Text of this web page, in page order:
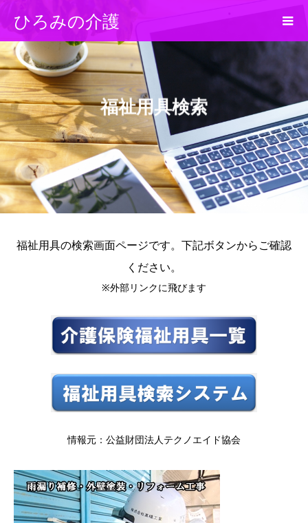
ひろみの介護
福祉用具検索
福祉用具の検索画面ページです。下記ボタンからご確認
ください。
※外部リンクに飛びます
情報元：公益財団法人テクノエイド協会